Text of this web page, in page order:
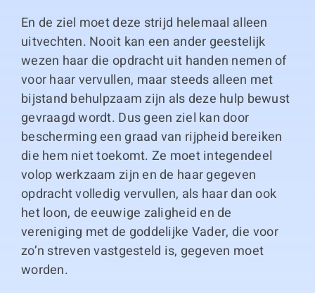
En de ziel moet deze strijd helemaal alleen
uitvechten. Nooit kan een ander geestelijk
wezen haar die opdracht uit handen nemen of
voor haar vervullen, maar steeds alleen met
bijstand behulpzaam zijn als deze hulp bewust
gevraagd wordt. Dus geen ziel kan door
bescherming een graad van rijpheid bereiken
die hem niet toekomt. Ze moet integendeel
volop werkzaam zijn en de haar gegeven
opdracht volledig vervullen, als haar dan ook
het loon, de eeuwige zaligheid en de
vereniging met de goddelijke Vader, die voor
zo’n streven vastgesteld is, gegeven moet
worden.